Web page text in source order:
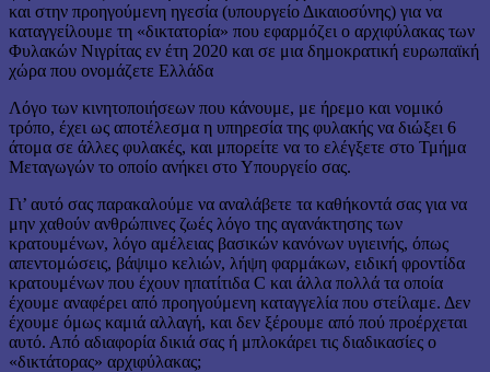
και στην προηγούμενη ηγεσία (υπουργείο Δικαιοσύνης) για να
καταγγείλουμε τη «δικτατορία» που εφαρμόζει ο αρχιφύλακας των
Φυλακών Νιγρίτας εν έτη 2020 και σε μια δημοκρατική ευρωπαϊκή
χώρα που ονομάζετε Ελλάδα
Λόγο των κινητοποιήσεων που κάνουμε, με ήρεμο και νομικό
τρόπο, έχει ως αποτέλεσμα η υπηρεσία της φυλακής να διώξει 6
άτομα σε άλλες φυλακές, και μπορείτε να το ελέγξετε στο Τμήμα
Μεταγωγών το οποίο ανήκει στο Υπουργείο σας.
Γι’ αυτό σας παρακαλούμε να αναλάβετε τα καθήκοντά σας για να
μην χαθούν ανθρώπινες ζωές λόγο της αγανάκτησης των
κρατουμένων, λόγο αμέλειας βασικών κανόνων υγιεινής, όπως
απεντομώσεις, βάψιμο κελιών, λήψη φαρμάκων, ειδική φροντίδα
κρατουμένων που έχουν ηπατίτιδα C και άλλα πολλά τα οποία
έχουμε αναφέρει από προηγούμενη καταγγελία που στείλαμε. Δεν
έχουμε όμως καμιά αλλαγή, και δεν ξέρουμε από πού προέρχεται
αυτό. Από αδιαφορία δικιά σας ή μπλοκάρει τις διαδικασίες ο
«δικτάτορας» αρχιφύλακας;